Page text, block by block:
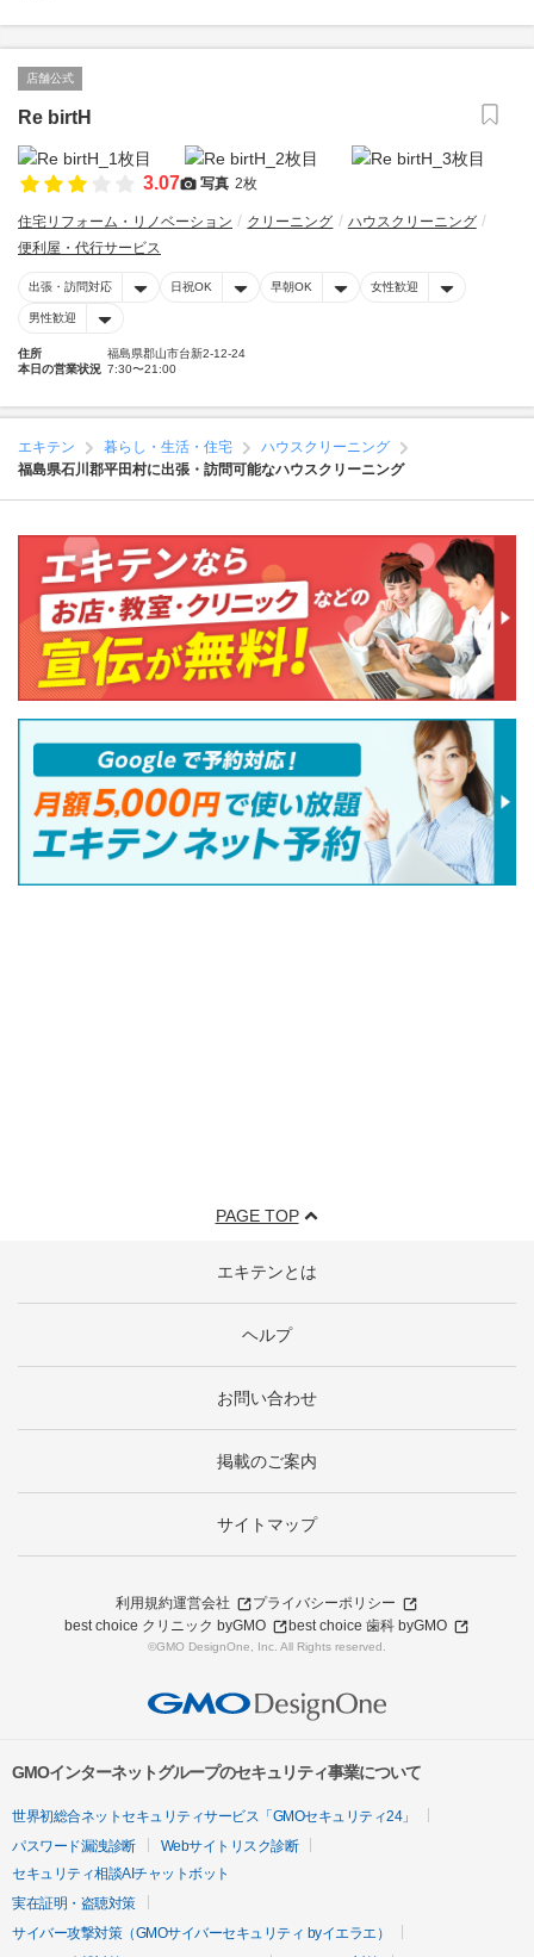
店舗公式
Re birtH
3.07 写真 2枚
住宅リフォーム・リノベーション クリーニング
ハウスクリーニング
便利屋・代行サービス
出張・訪問対応 日祝OK 早朝OK 女性歓迎
男性歓迎
住所
福島県郡山市台新2-12-24
本日の営業状況 7:30〜21:00
エキテン 暮らし・生活・住宅
ハウスクリーニング
福島県石川郡平田村に出張・訪問可能なハウスクリーニング
PAGE TOP
エキテンとは
ヘルプ
お問い合わせ
掲載のご案内
サイトマップ
利用規約運営会社
プライバシーポリシー
best choice クリニック byGMO
best choice 歯科 byGMO
©GMO DesignOne, Inc. All Rights reserved.
GMOインターネットグループのセキュリティ事業について
世界初総合ネットセキュリティサービス「GMOセキュリティ24」
パスワード漏洩診断
Webサイトリスク診断
セキュリティ相談AIチャットボット
実在証明・盗聴対策
サイバー攻撃対策（GMOサイバーセキュリティ byイエラエ）